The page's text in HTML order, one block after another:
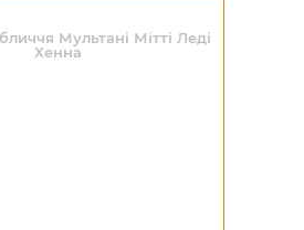
Мультані Мітті Леді
Хенна